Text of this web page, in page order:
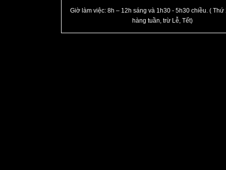
Giờ làm việc: 8h – 12h sáng và 1h30 - 5h30 chiều. ( Thứ
hàng tuần, trừ Lễ, Tết)